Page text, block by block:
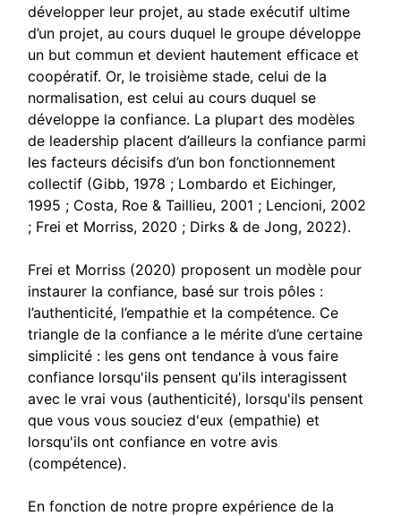
développer leur projet, au stade exécutif ultime
d’un projet, au cours duquel le groupe développe
un but commun et devient hautement efficace et
coopératif. Or, le troisième stade, celui de la
normalisation, est celui au cours duquel se
développe la confiance. La plupart des modèles
de leadership placent d’ailleurs la confiance parmi
les facteurs décisifs d’un bon fonctionnement
collectif (Gibb, 1978 ; Lombardo et Eichinger,
1995 ; Costa, Roe & Taillieu, 2001 ; Lencioni, 2002
; Frei et Morriss, 2020 ; Dirks & de Jong, 2022).
Frei et Morriss (2020) proposent un modèle pour
instaurer la confiance, basé sur trois pôles :
l’authenticité, l’empathie et la compétence. Ce
triangle de la confiance a le mérite d’une certaine
simplicité : les gens ont tendance à vous faire
confiance lorsqu'ils pensent qu'ils interagissent
avec le vrai vous (authenticité), lorsqu'ils pensent
que vous vous souciez d'eux (empathie) et
lorsqu'ils ont confiance en votre avis
(compétence).
En fonction de notre propre expérience de la